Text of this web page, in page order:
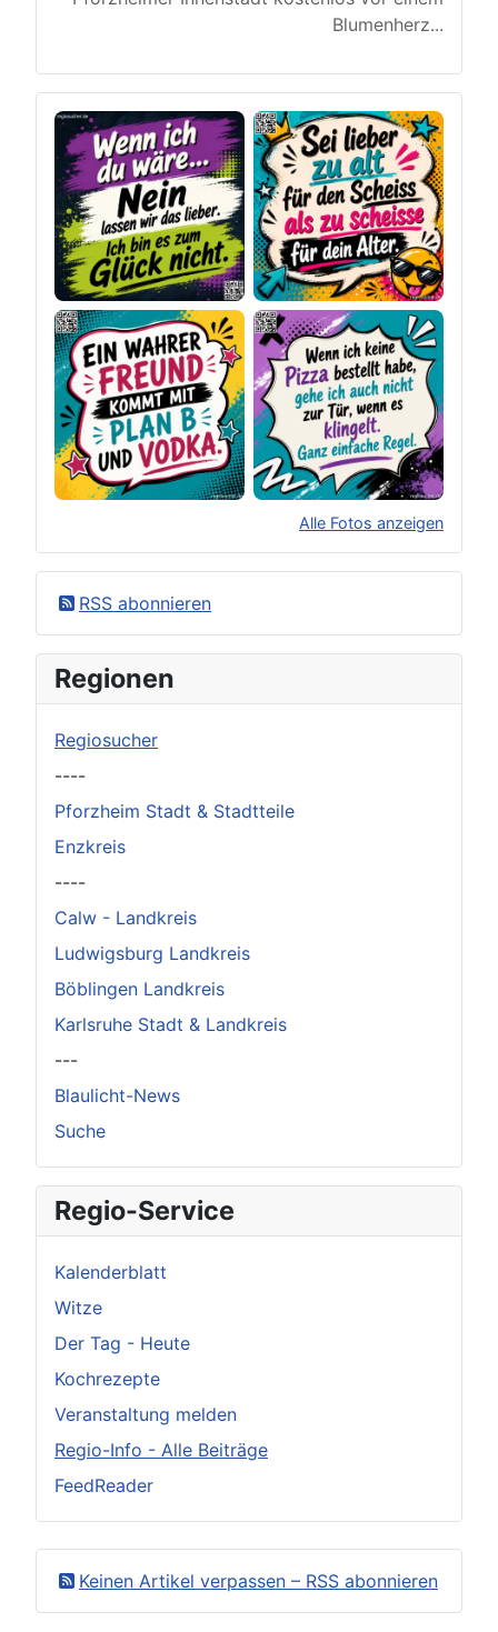
Blumenherz...
Alle Fotos anzeigen
RSS abonnieren
Regionen
Regiosucher
----
Pforzheim Stadt & Stadtteile
Enzkreis
----
Calw - Landkreis
Ludwigsburg Landkreis
Böblingen Landkreis
Karlsruhe Stadt & Landkreis
---
Blaulicht-News
Suche
Regio-Service
Kalenderblatt
Witze
Der Tag - Heute
Kochrezepte
Veranstaltung melden
Regio-Info - Alle Beiträge
FeedReader
Keinen Artikel verpassen – RSS abonnieren